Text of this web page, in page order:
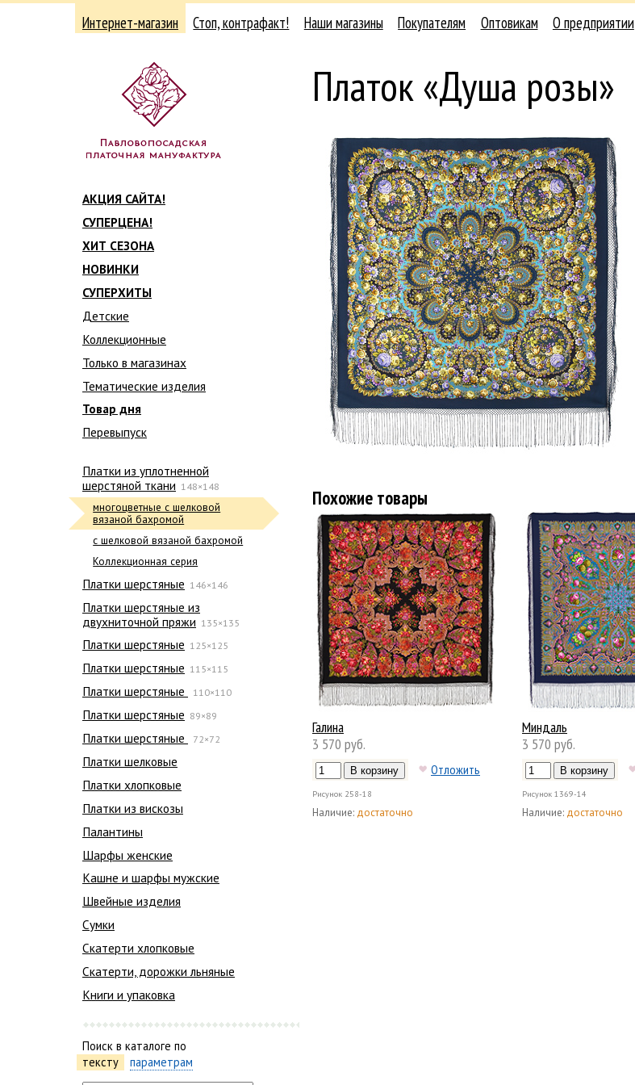
Интернет-магазин Стоп, контрафакт! Наши магазины Покупателям Оптовикам О предприятии
АКЦИЯ САЙТА!
СУПЕРЦЕНА!
ХИТ СЕЗОНА
НОВИНКИ
СУПЕРХИТЫ
Детские
Коллекционные
Только в магазинах
Тематические изделия
Товар дня
Перевыпуск
Платки из уплотненной
шерстяной ткани 148×148
многоцветные с шелковой
вязаной бахромой
с шелковой вязаной бахромой
Коллекционная серия
Платки шерстяные 146×146
Платки шерстяные из
двухниточной пряжи 135×135
Платки шерстяные 125×125
Платки шерстяные 115×115
Платки шерстяные 110×110
Платки шерстяные 89×89
Платки шерстяные 72×72
Платки шелковые
Платки хлопковые
Платки из вискозы
Палантины
Шарфы женские
Кашне и шарфы мужские
Швейные изделия
Сумки
Скатерти хлопковые
Скатерти, дорожки льняные
Книги и упаковка
Поиск в каталоге по
тексту
параметрам
Платок «Душа розы»
Похожие товары
Галина
3 570 руб.
Отложить
Рисунок 258-18
Наличие: достаточно
Миндаль
3 570 руб.
Рисунок 1369-14
Наличие: достаточно